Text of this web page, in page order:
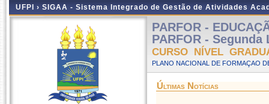
UFPI › SIGAA - Sistema Integrado de Gestão de Atividades
PARFOR -
PARFOR -
CURSO NÍVEL
PLANO NACIONAL DE FORMAÇAO
Últimas Notícias